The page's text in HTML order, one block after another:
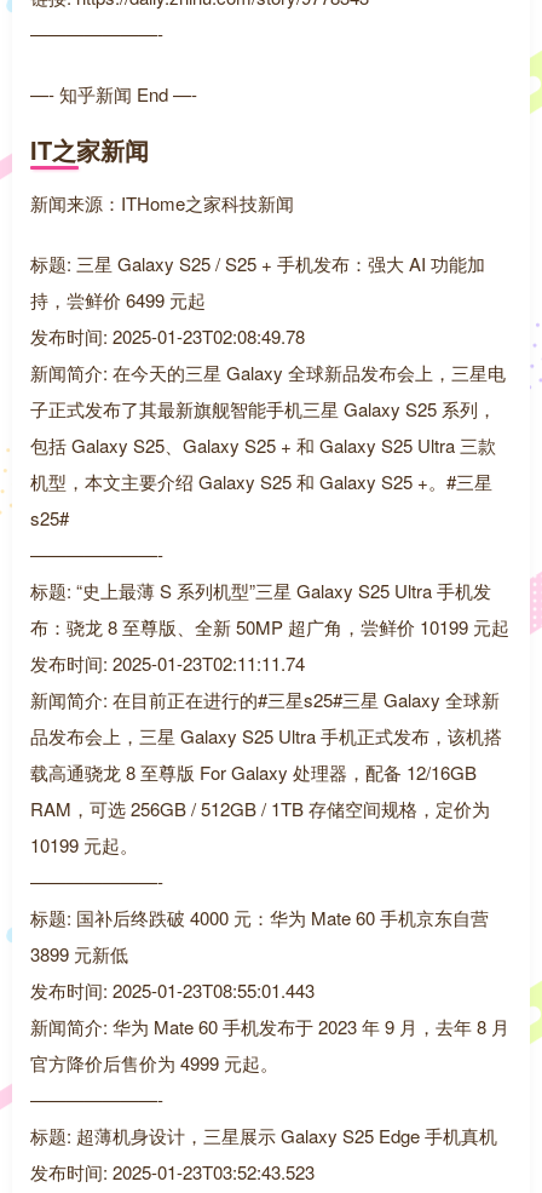
———————-
—- 知乎新闻 End —-
IT之家新闻
新闻来源：ITHome之家科技新闻
标题: 三星 Galaxy S25 / S25 + 手机发布：强大 AI 功能加
持，尝鲜价 6499 元起
发布时间: 2025-01-23T02:08:49.78
新闻简介: 在今天的三星 Galaxy 全球新品发布会上，三星电
子正式发布了其最新旗舰智能手机三星 Galaxy S25 系列，
包括 Galaxy S25、Galaxy S25 + 和 Galaxy S25 Ultra 三款
机型，本文主要介绍 Galaxy S25 和 Galaxy S25 +。#三星
s25#
———————-
标题: “史上最薄 S 系列机型”三星 Galaxy S25 Ultra 手机发
布：骁龙 8 至尊版、全新 50MP 超广角，尝鲜价 10199 元起
发布时间: 2025-01-23T02:11:11.74
新闻简介: 在目前正在进行的#三星s25#三星 Galaxy 全球新
品发布会上，三星 Galaxy S25 Ultra 手机正式发布，该机搭
载高通骁龙 8 至尊版 For Galaxy 处理器，配备 12/16GB
RAM，可选 256GB / 512GB / 1TB 存储空间规格，定价为
10199 元起。
———————-
标题: 国补后终跌破 4000 元：华为 Mate 60 手机京东自营
3899 元新低
发布时间: 2025-01-23T08:55:01.443
新闻简介: 华为 Mate 60 手机发布于 2023 年 9 月，去年 8 月
官方降价后售价为 4999 元起。
———————-
标题: 超薄机身设计，三星展示 Galaxy S25 Edge 手机真机
发布时间: 2025-01-23T03:52:43.523